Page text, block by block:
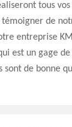
tous
témoigner de
entreprise
est un gage
sont de bonne